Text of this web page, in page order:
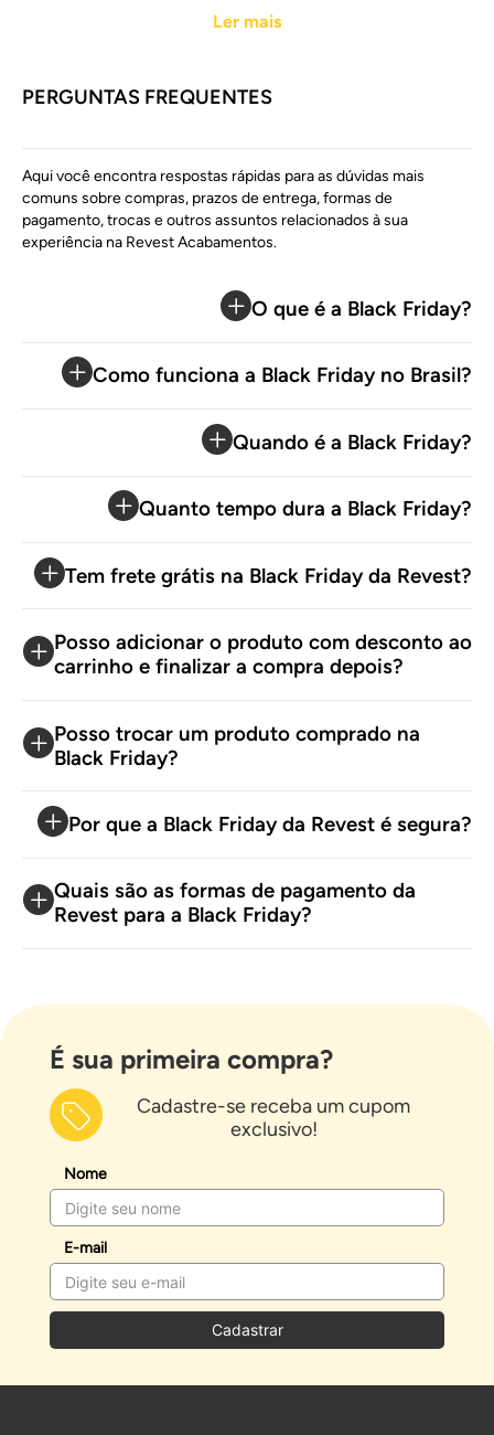
Ler mais
PERGUNTAS FREQUENTES
Aqui você encontra respostas rápidas para as dúvidas mais
comuns sobre compras, prazos de entrega, formas de
pagamento, trocas e outros assuntos relacionados à sua
experiência na Revest Acabamentos.
O que é a Black Friday?
Como funciona a Black Friday no Brasil?
Quando é a Black Friday?
Quanto tempo dura a Black Friday?
Tem frete grátis na Black Friday da Revest?
Posso adicionar o produto com desconto ao
carrinho e finalizar a compra depois?
Posso trocar um produto comprado na
Black Friday?
Por que a Black Friday da Revest é segura?
Quais são as formas de pagamento da
Revest para a Black Friday?
É sua primeira compra?
Cadastre-se receba um cupom
exclusivo!
Nome
E-mail
Cadastrar